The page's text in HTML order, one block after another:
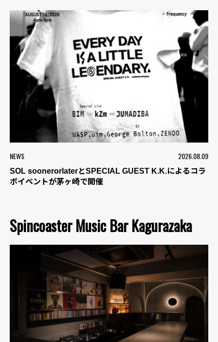
NEWS 2026.08.09
SOL soonerorlaterとSPECIAL GUEST K.K.によるコラ
ボイベントが茅ヶ崎で開催
Spincoaster Music Bar Kagurazaka